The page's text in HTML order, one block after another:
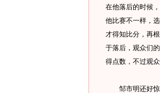
在他落后的时候
他比赛不一样，
才得知比分，再
于落后，观众们
得点数，不过观
邹市明还好惊险